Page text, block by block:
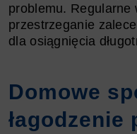
problemu. Regularne
przestrzeganie
dla osiągnięcia
Domowe
łagodzenie